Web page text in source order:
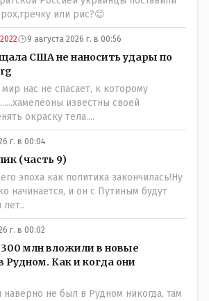
или рис?😊
9 августа 2026 г. в 00:56
США не наносить удары по
нас не спасает, к которому
известны своей
окраску тела....
г. в 00:04
(часть 9)
эпоха как политика закончилась!Ну
начинается, и он с Путиным будут
лет..
г. в 00:02
млн вложили в новые
Рудном. Как и когда они
наверно не был в Рудном никогда, там